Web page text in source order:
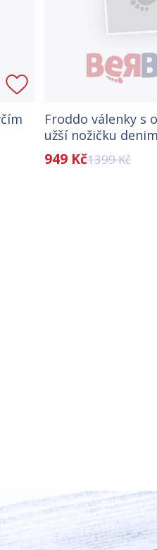
Froddo válenky s
užší nožičku denim
949 Kč1399 Kč